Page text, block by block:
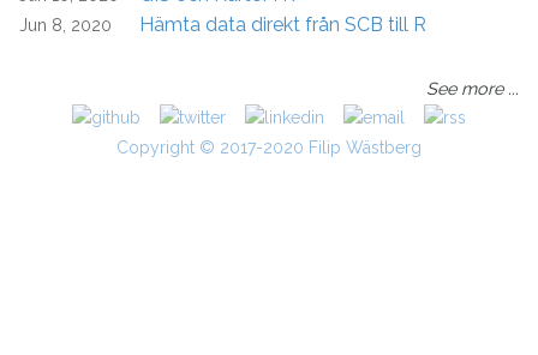
Jun 8, 2020 Hämta data direkt från SCB till R
See more ...
Copyright © 2017-2020 Filip Wästberg